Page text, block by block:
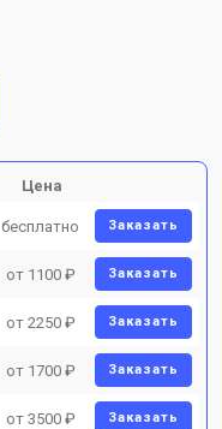
Цена
бесплатно Заказать
от 1100 ₽ Заказать
от 2250 ₽ Заказать
от 1700 ₽ Заказать
от 3500 ₽ Заказать